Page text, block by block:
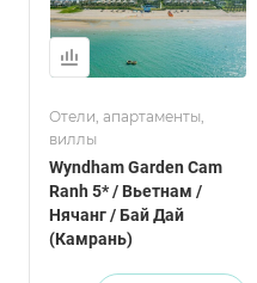
Отели, апартаменты,
виллы
Wyndham Garden Cam
Ranh 5* / Вьетнам /
Нячанг / Бай Дай
(Камрань)